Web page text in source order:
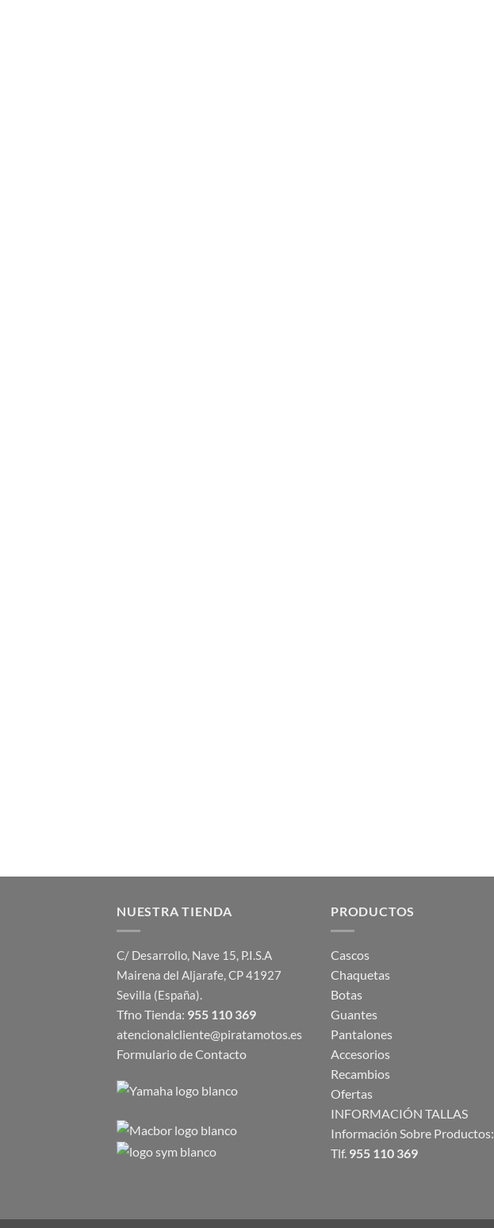
NUESTRA TIENDA
C/ Desarrollo, Nave 15, P.I.S.A
Mairena del Aljarafe, CP 41927
Sevilla (España).
Tfno Tienda: 955 110 369
atencionalcliente@piratamotos.es
Formulario de Contacto
PRODUCTOS
Cascos
Chaquetas
Botas
Guantes
Pantalones
Accesorios
Recambios
Ofertas
INFORMACIÓN TALLAS
Información Sobre Productos:
Tlf. 955 110 369